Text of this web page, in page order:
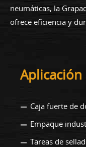
neumáticas, la
ofrece eficiencia y
Aplicación
Caja fuerte de
Empaque
Tareas de